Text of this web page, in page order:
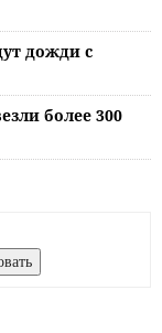
дожди с
более 300